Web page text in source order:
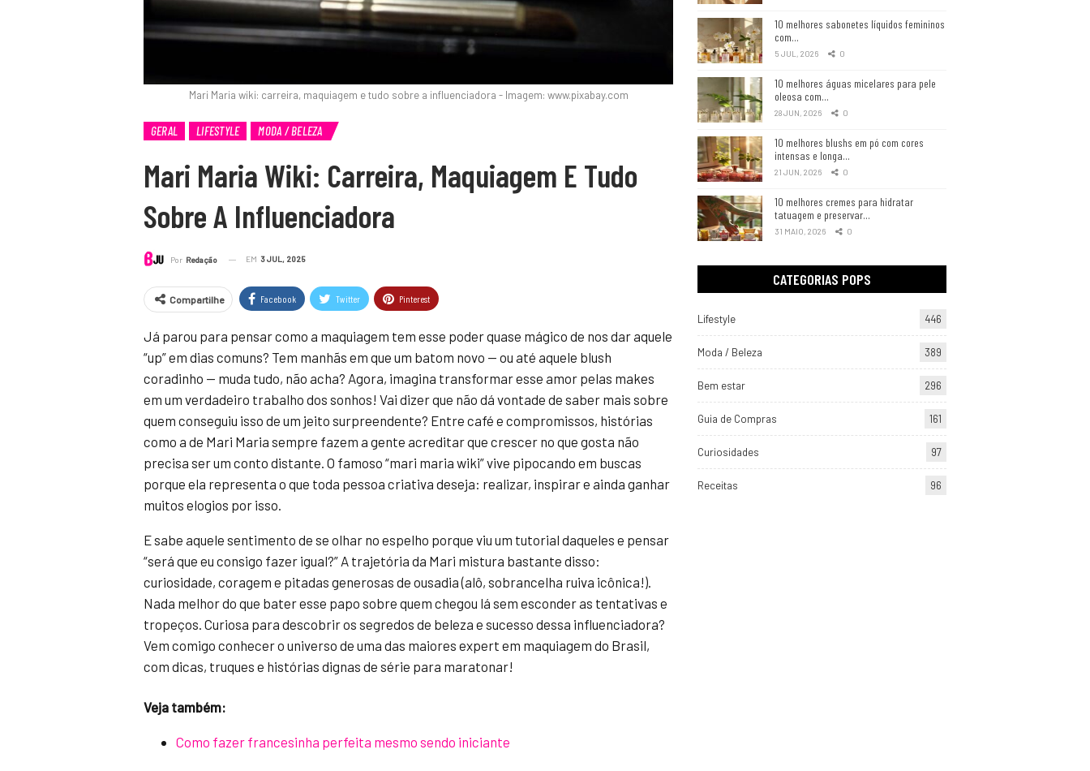
Mari Maria wiki: carreira, maquiagem e tudo sobre a influenciadora - Imagem: www.pixabay.com
GERAL LIFESTYLE MODA / BELEZA
Mari Maria Wiki: Carreira, Maquiagem E Tudo
Sobre A Influenciadora
Por Redação EM 3 JUL, 2025
Compartilhe Facebook Twitter Pinterest
Já parou para pensar como a maquiagem tem esse poder quase mágico de nos dar aquele
“up” em dias comuns? Tem manhãs em que um batom novo — ou até aquele blush
coradinho — muda tudo, não acha? Agora, imagina transformar esse amor pelas makes
em um verdadeiro trabalho dos sonhos! Vai dizer que não dá vontade de saber mais sobre
quem conseguiu isso de um jeito surpreendente? Entre café e compromissos, histórias
como a de Mari Maria sempre fazem a gente acreditar que crescer no que gosta não
precisa ser um conto distante. O famoso “mari maria wiki” vive pipocando em buscas
porque ela representa o que toda pessoa criativa deseja: realizar, inspirar e ainda ganhar
muitos elogios por isso.
E sabe aquele sentimento de se olhar no espelho porque viu um tutorial daqueles e pensar
“será que eu consigo fazer igual?” A trajetória da Mari mistura bastante disso:
curiosidade, coragem e pitadas generosas de ousadia (alô, sobrancelha ruiva icônica!).
Nada melhor do que bater esse papo sobre quem chegou lá sem esconder as tentativas e
tropeços. Curiosa para descobrir os segredos de beleza e sucesso dessa influenciadora?
Vem comigo conhecer o universo de uma das maiores expert em maquiagem do Brasil,
com dicas, truques e histórias dignas de série para maratonar!
Veja também:
Como fazer francesinha perfeita mesmo sendo iniciante
10 melhores sabonetes líquidos femininos
com…
5 JUL, 2026 0
10 melhores águas micelares para pele
oleosa com…
28 JUN, 2026 0
10 melhores blushs em pó com cores
intensas e longa…
21 JUN, 2026 0
10 melhores cremes para hidratar
tatuagem e preservar…
31 MAIO, 2026 0
CATEGORIAS POPS
Lifestyle 446
Moda / Beleza 389
Bem estar 296
Guia de Compras 161
Curiosidades 97
Receitas 96